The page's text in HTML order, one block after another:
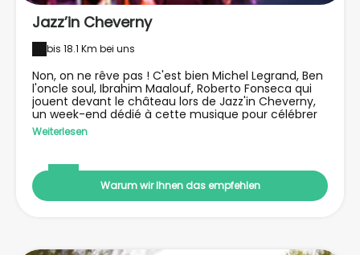
Jazz’in Cheverny
bis 18.1 Km bei uns
Non, on ne rêve pas ! C'est bien Michel Legrand, Ben
l'oncle soul, Ibrahim Maalouf, Roberto Fonseca qui
jouent devant le château lors de Jazz'in Cheverny,
un week-end dédié à cette musique pour célébrer
l'arrivée de l'été. Il y a même un off dès le jeudi dans
le village !
Weiterlesen
Warum wir Ihnen das empfehlen